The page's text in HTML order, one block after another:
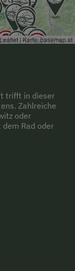
Leaflet | Karte:basemap.at
trifft in dieser
Zahlreiche
oder
dem Rad oder